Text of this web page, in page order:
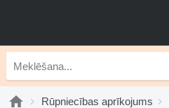
Rūpniecības aprīkojums